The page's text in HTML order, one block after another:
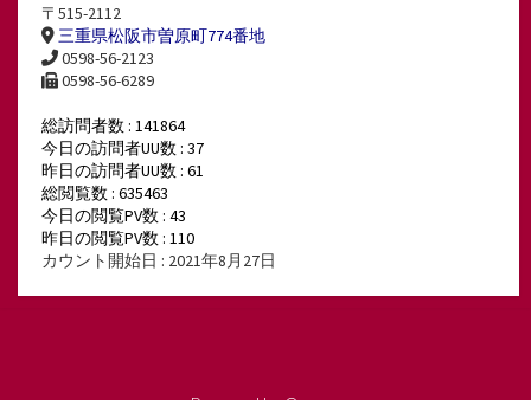
〒515-2112
三重県松阪市曽原町774番地
0598-56-2123
0598-56-6289
総訪問者数 : 141864
今日の訪問者UU数 : 37
昨日の訪問者UU数 : 61
総閲覧数 : 635463
今日の閲覧PV数 : 43
昨日の閲覧PV数 : 110
カウント開始日 : 2021年8月27日